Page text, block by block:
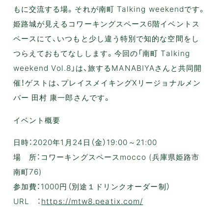
もに交流する場。それが南町 Talking weekendです。
姫路城が見えるコワーキングスペース6階イベントス
ペースにて、いつもと少し違う特別で知的な空間をし
つらえておもてなしします。今回の「南町 Talking
weekend Vol.8」は、旅するMANABIYAさんと共同開
催！ゲストは、プレイスメイキングXリージョナルメン
バー 田村 康一郎さんです。
イベント概要
日時：2020年1月24日（金）19:00～21:00
場 所：コワーキングスペースmocco (兵庫県姫路市
南町76)
参加費：1000円（別途１ドリンクオーダー制）
URL ： https://mtw8.peatix.com/